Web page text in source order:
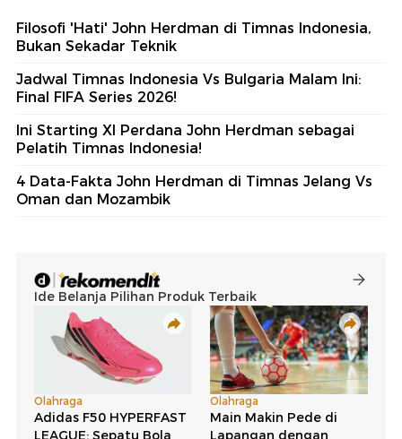
Filosofi 'Hati' John Herdman di Timnas Indonesia,
Bukan Sekadar Teknik
Jadwal Timnas Indonesia Vs Bulgaria Malam Ini:
Final FIFA Series 2026!
Ini Starting XI Perdana John Herdman sebagai
Pelatih Timnas Indonesia!
4 Data-Fakta John Herdman di Timnas Jelang Vs
Oman dan Mozambik